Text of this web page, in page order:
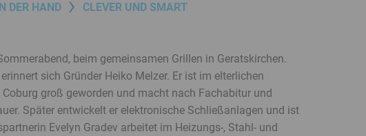
DER HAND CLEVER UND SMART
beim gemeinsamen Grillen in Geratskirchen.
sich Gründer Heiko Melzer. Er ist im elterlichen
groß geworden und macht nach Fachabitur und
Später entwickelt er elektronische Schließanlagen und ist
Evelyn Gradev arbeitet im Heizungs-, Stahl- und